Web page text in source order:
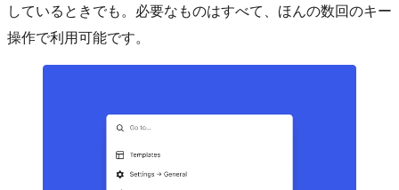
しているときでも。必要なものはすべて、ほんの数回のキー
操作で利用可能です。